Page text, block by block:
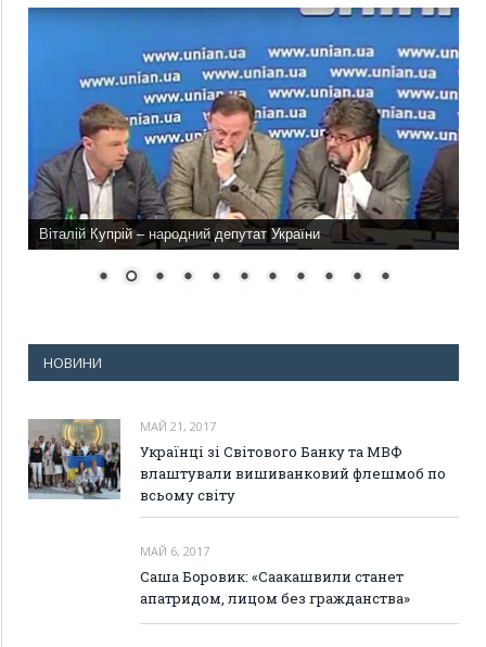
Віталій Купрій – народний депутат України
НОВИНИ
МАЙ 21, 2017
Українці зі Світового Банку та МВФ
влаштували вишиванковий флешмоб по
всьому світу
МАЙ 6, 2017
Саша Боровик: «Саакашвили станет
апатридом, лицом без гражданства»